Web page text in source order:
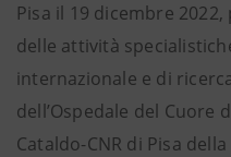
Pisa il 19 dicembre
delle attività
internazionale e di
dell’Ospedale del Cuore
Cataldo-CNR di Pisa